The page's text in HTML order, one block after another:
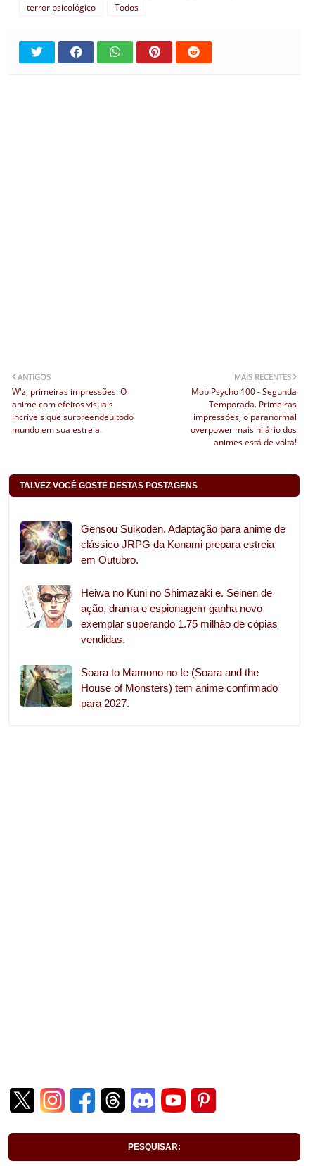
terror psicológico
Todos
MAIS RECENTES
Mob Psycho 100 - Segunda
Temporada. Primeiras
impressões, o paranormal
overpower mais hilário dos
animes está de volta!
ANTIGOS
W'z, primeiras impressões. O
anime com efeitos visuais
incríveis que surpreendeu todo
mundo em sua estreia.
TALVEZ VOCÊ GOSTE DESTAS POSTAGENS
Gensou Suikoden. Adaptação para anime de
clássico JRPG da Konami prepara estreia
em Outubro.
Heiwa no Kuni no Shimazaki e. Seinen de
ação, drama e espionagem ganha novo
exemplar superando 1.75 milhão de cópias
vendidas.
Soara to Mamono no Ie (Soara and the
House of Monsters) tem anime confirmado
para 2027.
PESQUISAR: